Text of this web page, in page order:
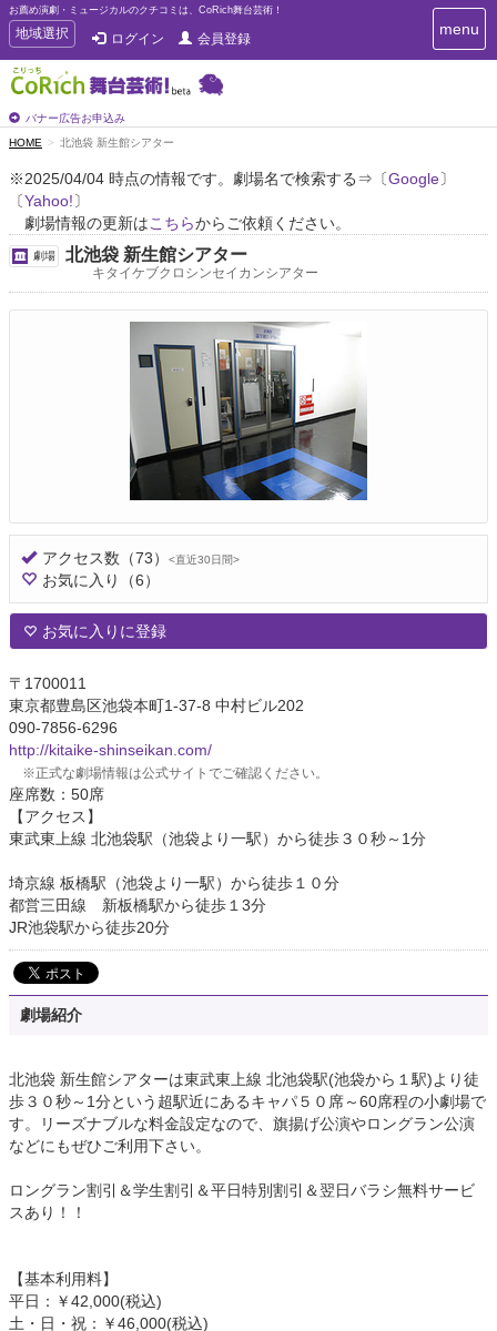
お薦め演劇・ミュージカルのクチコミは、CoRich舞台芸術！
T
o
g
g
e
n
v
a
t
o
n
地域選択 ログイン 会員登録
バナー広告お申込み
T
o
a
t
i
menu
HOME 北池袋 新生館シアター
※2025/04/04 時点の情報です。劇場名で検索する⇒〔Google〕
〔Yahoo!〕
劇場情報の更新はこちらからご依頼ください。
劇場 北池袋 新生館シアター
キタイケブクロシンセイカンシアター
アクセス数 （73） <直近30日間>
お気に入り （6）
お気に入りに登録
〒1700011
東京都豊島区池袋本町1-37-8 中村ビル202
090-7856-6296
http://kitaike-shinseikan.com/
※正式な劇場情報は公式サイトでご確認ください。
座席数：50席
【アクセス】
東武東上線 北池袋駅（池袋より一駅）から徒歩３０秒～1分
埼京線 板橋駅（池袋より一駅）から徒歩１０分
都営三田線 新板橋駅から徒歩１3分
JR池袋駅から徒歩20分
劇場紹介
北池袋 新生館シアターは東武東上線 北池袋駅(池袋から１駅)より徒
歩３０秒～1分という超駅近にあるキャパ５０席～60席程の小劇場で
す。リーズナブルな料金設定なので、旗揚げ公演やロングラン公演
などにもぜひご利用下さい。
ロングラン割引＆学生割引＆平日特別割引＆翌日バラシ無料サービ
スあり！！
【基本利用料】
平日：￥42,000(税込)
土・日・祝：￥46,000(税込)